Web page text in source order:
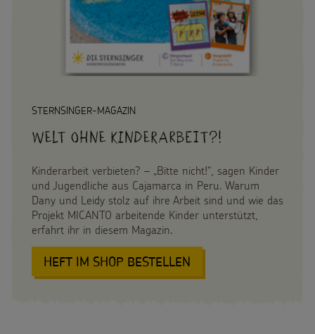
Flucht
Kinderarbeit
Weltmissionstag der Kinder
Weihnachten Weltweit
Gottesdienstbausteine
Spendenformular
Spendendose
Spendenmöglichkeiten
Sternsinger-Stiftung
Spende als Geschenk
Anlassspenden
Zinsen den Kindern
Vereine und Initiativen
Backen und Basteln
Sternsinger-Magazin
Videos
Sternsinger-Steckbrief
Spiele
Werde Sternsinger!
Über uns
Presse
STERNSINGER-MAGAZIN
Welt ohne Kinderarbeit?!
Kinderarbeit verbieten? – „Bitte nicht!“, sagen Kinder
und Jugendliche aus Cajamarca in Peru. Warum
Dany und Leidy stolz auf ihre Arbeit sind und wie das
Projekt MICANTO arbeitende Kinder unterstützt,
erfahrt ihr in diesem Magazin.
HEFT IM SHOP BESTELLEN
WELT